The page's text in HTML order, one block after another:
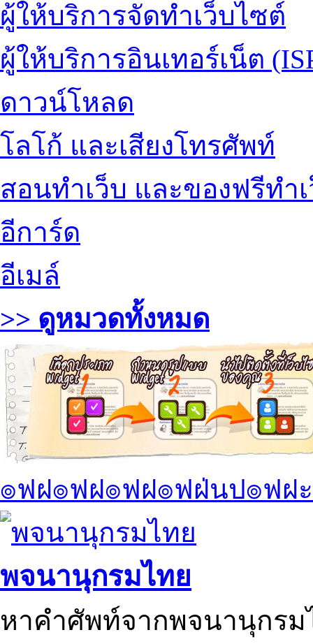
ผู้ให้บริการจัดทำเว็บไซต์
ผู้ให้บริการอินเทอร์เน็ต
ดาวน์โหลด
โลโก้ และเสียงโทรศัพท์
สอนทำเว็บ และของฟรีทำ
อีการ์ด
อีเมล์
>> ดูหมวดทั้งหมด
๏ฟฝ๏ฟฝ๏ฟฝ๏ฟฝ่นป๏ฟฝ
พจนานุกรมไทย
หาคำศัพท์จากพจนานุกรม